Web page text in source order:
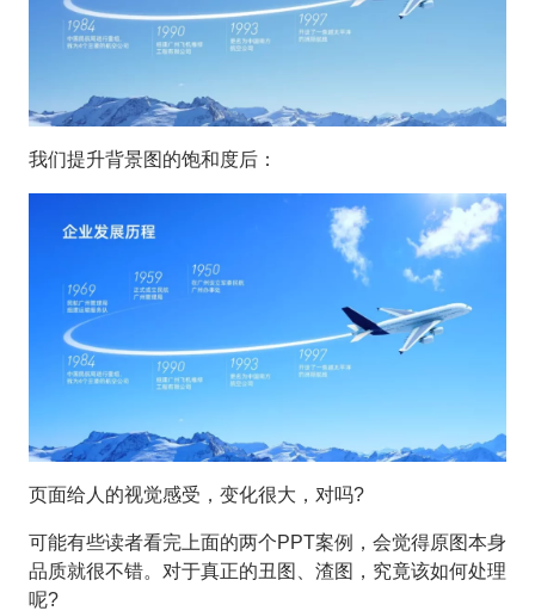
我们提升背景图的饱和度后：
页面给人的视觉感受，变化很大，对吗?
可能有些读者看完上面的两个PPT案例，会觉得原图本身
品质就很不错。对于真正的丑图、渣图，究竟该如何处理
呢?